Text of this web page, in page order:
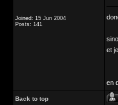
Joined: 15 Jun 2004
Posts: 141
et
en
Back to top